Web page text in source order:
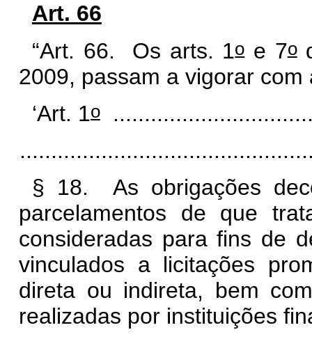
Art. 66
“Art. 66. Os arts. 1oe 7o
2009, passam a vigorar
‘Art. 1o
§ 18. As obrigações
parcelamentos de que
consideradas para fins de
vinculados a licitações
direta ou indireta, bem
realizadas por instituições